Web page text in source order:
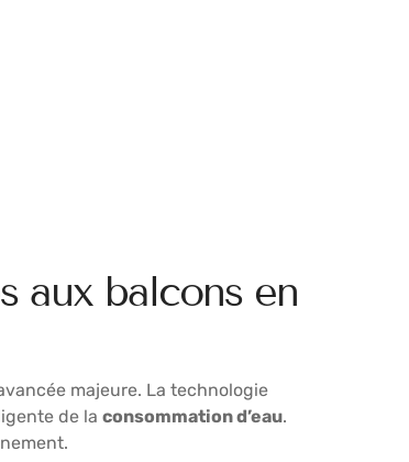
aux balcons en
majeure. La technologie
de la consommation d’eau.